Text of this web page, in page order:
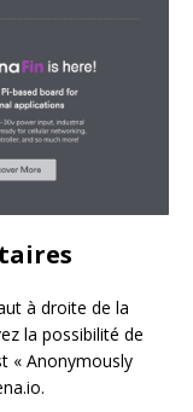
à droite de la
la possibilité de
« Anonymously